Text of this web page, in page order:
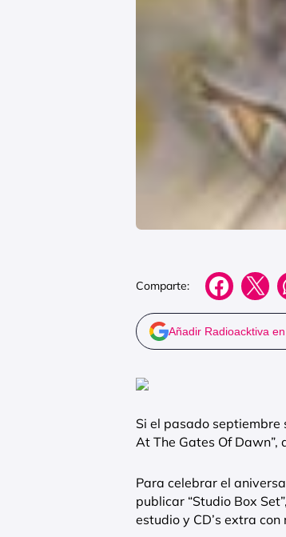
Comparte:
Añadir Radioacktiva
Si el pasado septiembre
At The Gates Of Dawn”,
Para celebrar el
publicar “Studio Box
estudio y CD’s extra